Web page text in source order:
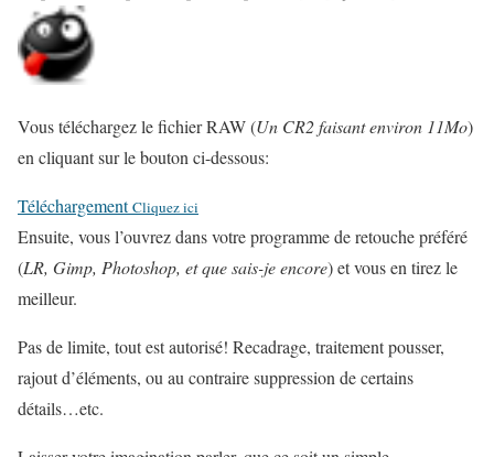
Vous téléchargez le fichier RAW (Un CR2 faisant environ 11Mo)
en cliquant sur le bouton ci-dessous:
TéléchargementCliquez ici
Ensuite, vous l’ouvrez dans votre programme de retouche préféré
(LR, Gimp, Photoshop, et que sais-je encore) et vous en tirez le
meilleur.
Pas de limite, tout est autorisé! Recadrage, traitement pousser,
rajout d’éléments, ou au contraire suppression de certains
détails…etc.